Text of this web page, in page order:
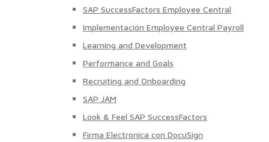
SAP SuccessFactors Employee Central
Implementación Employee Central Payroll
Learning and Development
Performance and Goals
Recruiting and Onboarding
SAP JAM
Look & Feel SAP SuccessFactors
Firma Electrónica con DocuSign